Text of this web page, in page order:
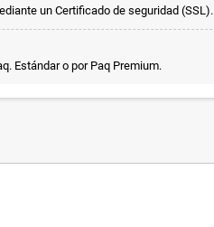
un Certificado de seguridad (SSL).
Estándar o por Paq Premium.